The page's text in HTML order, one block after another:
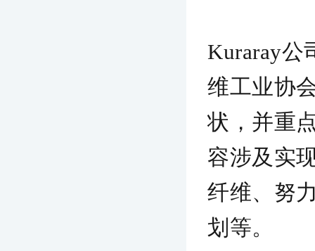
Kuraray公
维工业协
状，并重
容涉及实
纤维、努
划等。